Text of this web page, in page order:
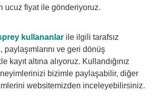
ucuz fiyat ile gönderiyoruz.
kullananlar ile ilgili tarafsız
paylaşımlarını ve geri dönüş
kayıt altına alıyoruz. Kullandığınız
bizimle paylaşabilir, diğer
websitemizden inceleyebilirsiniz.